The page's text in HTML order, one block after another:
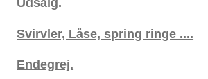
Svirvler, Låse, spring ringe ....
Endegrej.